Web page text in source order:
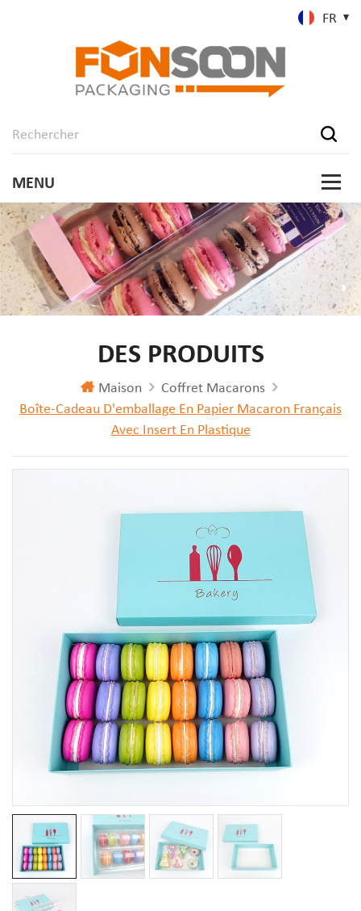
FR
DES PRODUITS
Maison
Coffret Macarons
Boîte-Cadeau D'emballage En Papier Macaron Français
Avec Insert En Plastique